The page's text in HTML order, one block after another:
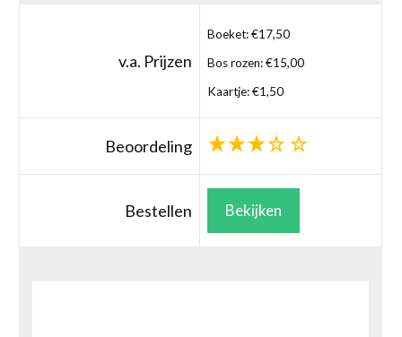
v.a. Prijzen
Boeket: €17,50
Bos rozen: €15,00
Kaartje: €1,50
Beoordeling
Bestellen Bekijken